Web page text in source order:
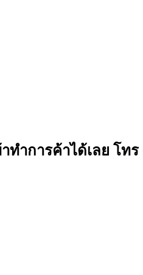
ำการค้าได้เลย โทร